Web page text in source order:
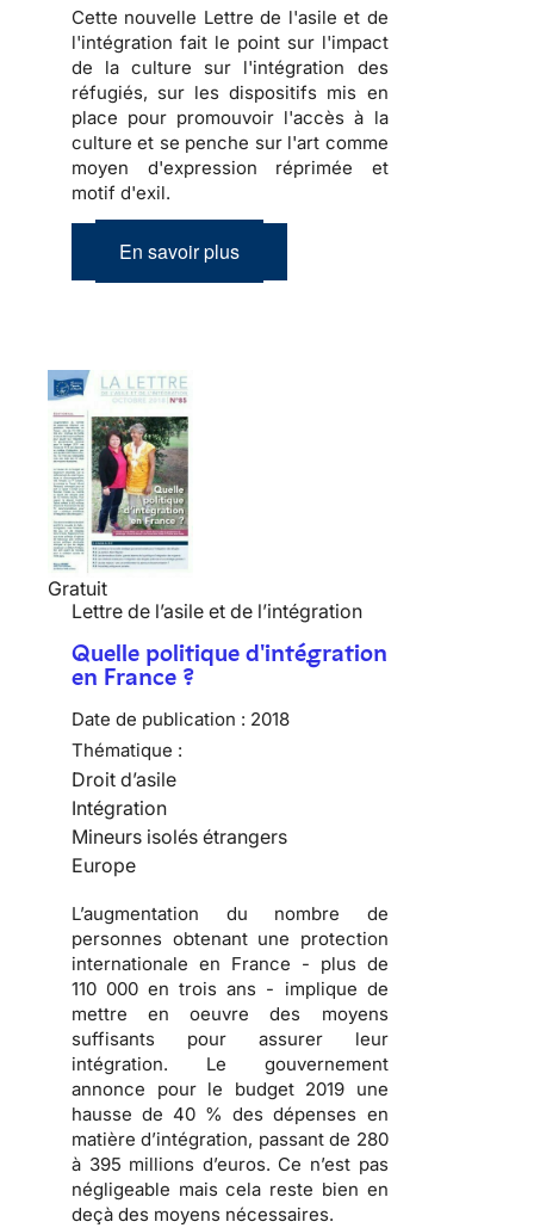
Cette nouvelle Lettre de l'asile et de
l'intégration fait le point sur l'impact
de la culture sur l'intégration des
réfugiés, sur les dispositifs mis en
place pour promouvoir l'accès à la
culture et se penche sur l'art comme
moyen d'expression réprimée et
motif d'exil.
En savoir plus
Gratuit
Lettre de l’asile et de l’intégration
Quelle politique d'intégration
en France ?
Date de publication : 2018
Thématique :
Droit d’asile
Intégration
Mineurs isolés étrangers
Europe
L’augmentation du nombre de
personnes obtenant une protection
internationale en France - plus de
110 000 en trois ans - implique de
mettre en oeuvre des moyens
suffisants pour assurer leur
intégration. Le gouvernement
annonce pour le budget 2019 une
hausse de 40 % des dépenses en
matière d’intégration, passant de 280
à 395 millions d’euros. Ce n’est pas
négligeable mais cela reste bien en
deçà des moyens nécessaires.